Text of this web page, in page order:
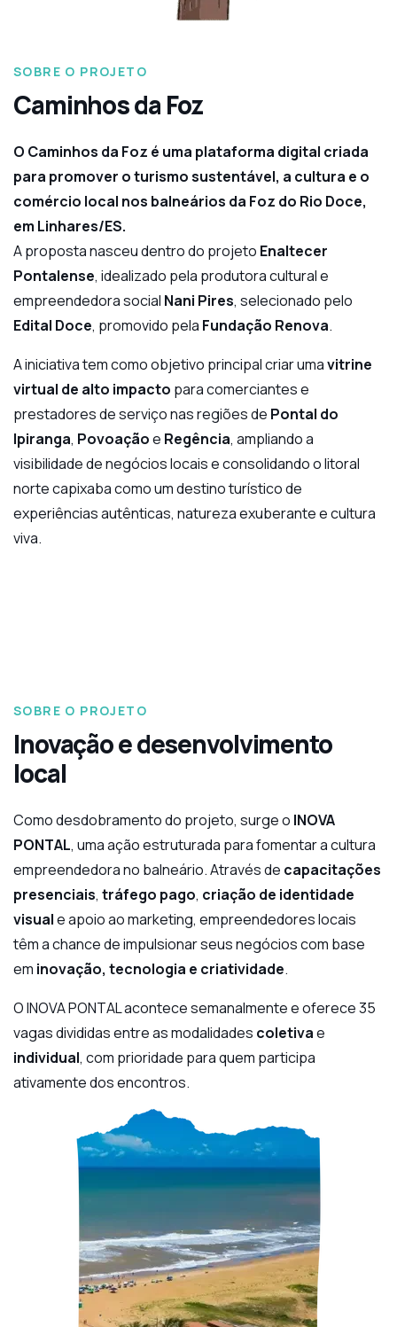
SOBRE O PROJETO
Caminhos da Foz
O Caminhos da Foz é uma plataforma digital criada
para promover o turismo sustentável, a cultura e o
comércio local nos balneários da Foz do Rio Doce,
em Linhares/ES.
A proposta nasceu dentro do projeto Enaltecer
Pontalense, idealizado pela produtora cultural e
empreendedora social Nani Pires, selecionado pelo
Edital Doce, promovido pela Fundação Renova.
A iniciativa tem como objetivo principal criar umavitrine
virtual de alto impacto para comerciantes e
prestadores de serviço nas regiões de Pontal do
Ipiranga, Povoaçãoe Regência, ampliando a
visibilidade de negócios locais e consolidando o litoral
norte capixaba como um destino turístico de
experiências autênticas, natureza exuberante e cultura
viva.
SOBRE O PROJETO
Inovação e desenvolvimento
local
Como desdobramento do projeto, surge o INOVA
PONTAL, uma ação estruturada para fomentar a cultura
empreendedora no balneário. Através de capacitações
presenciais, tráfego pago, criação de identidade
visuale apoio ao marketing, empreendedores locais
têm a chance de impulsionar seus negócios com base
em inovação, tecnologia e criatividade.
O INOVA PONTAL acontece semanalmente e oferece 35
vagas divididas entre as modalidades coletivae
individual, com prioridade para quem participa
ativamente dos encontros.